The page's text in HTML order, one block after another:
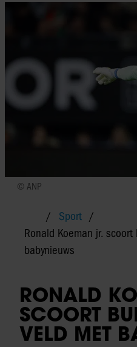
© ANP
Sport
Ronald Koeman jr.
babynieuws
RONALD
SCOORT
VELD MET